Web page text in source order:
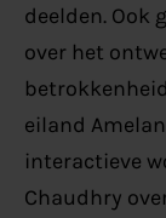
deelden. Ook
over het
eiland
interactieve
Chaudhry